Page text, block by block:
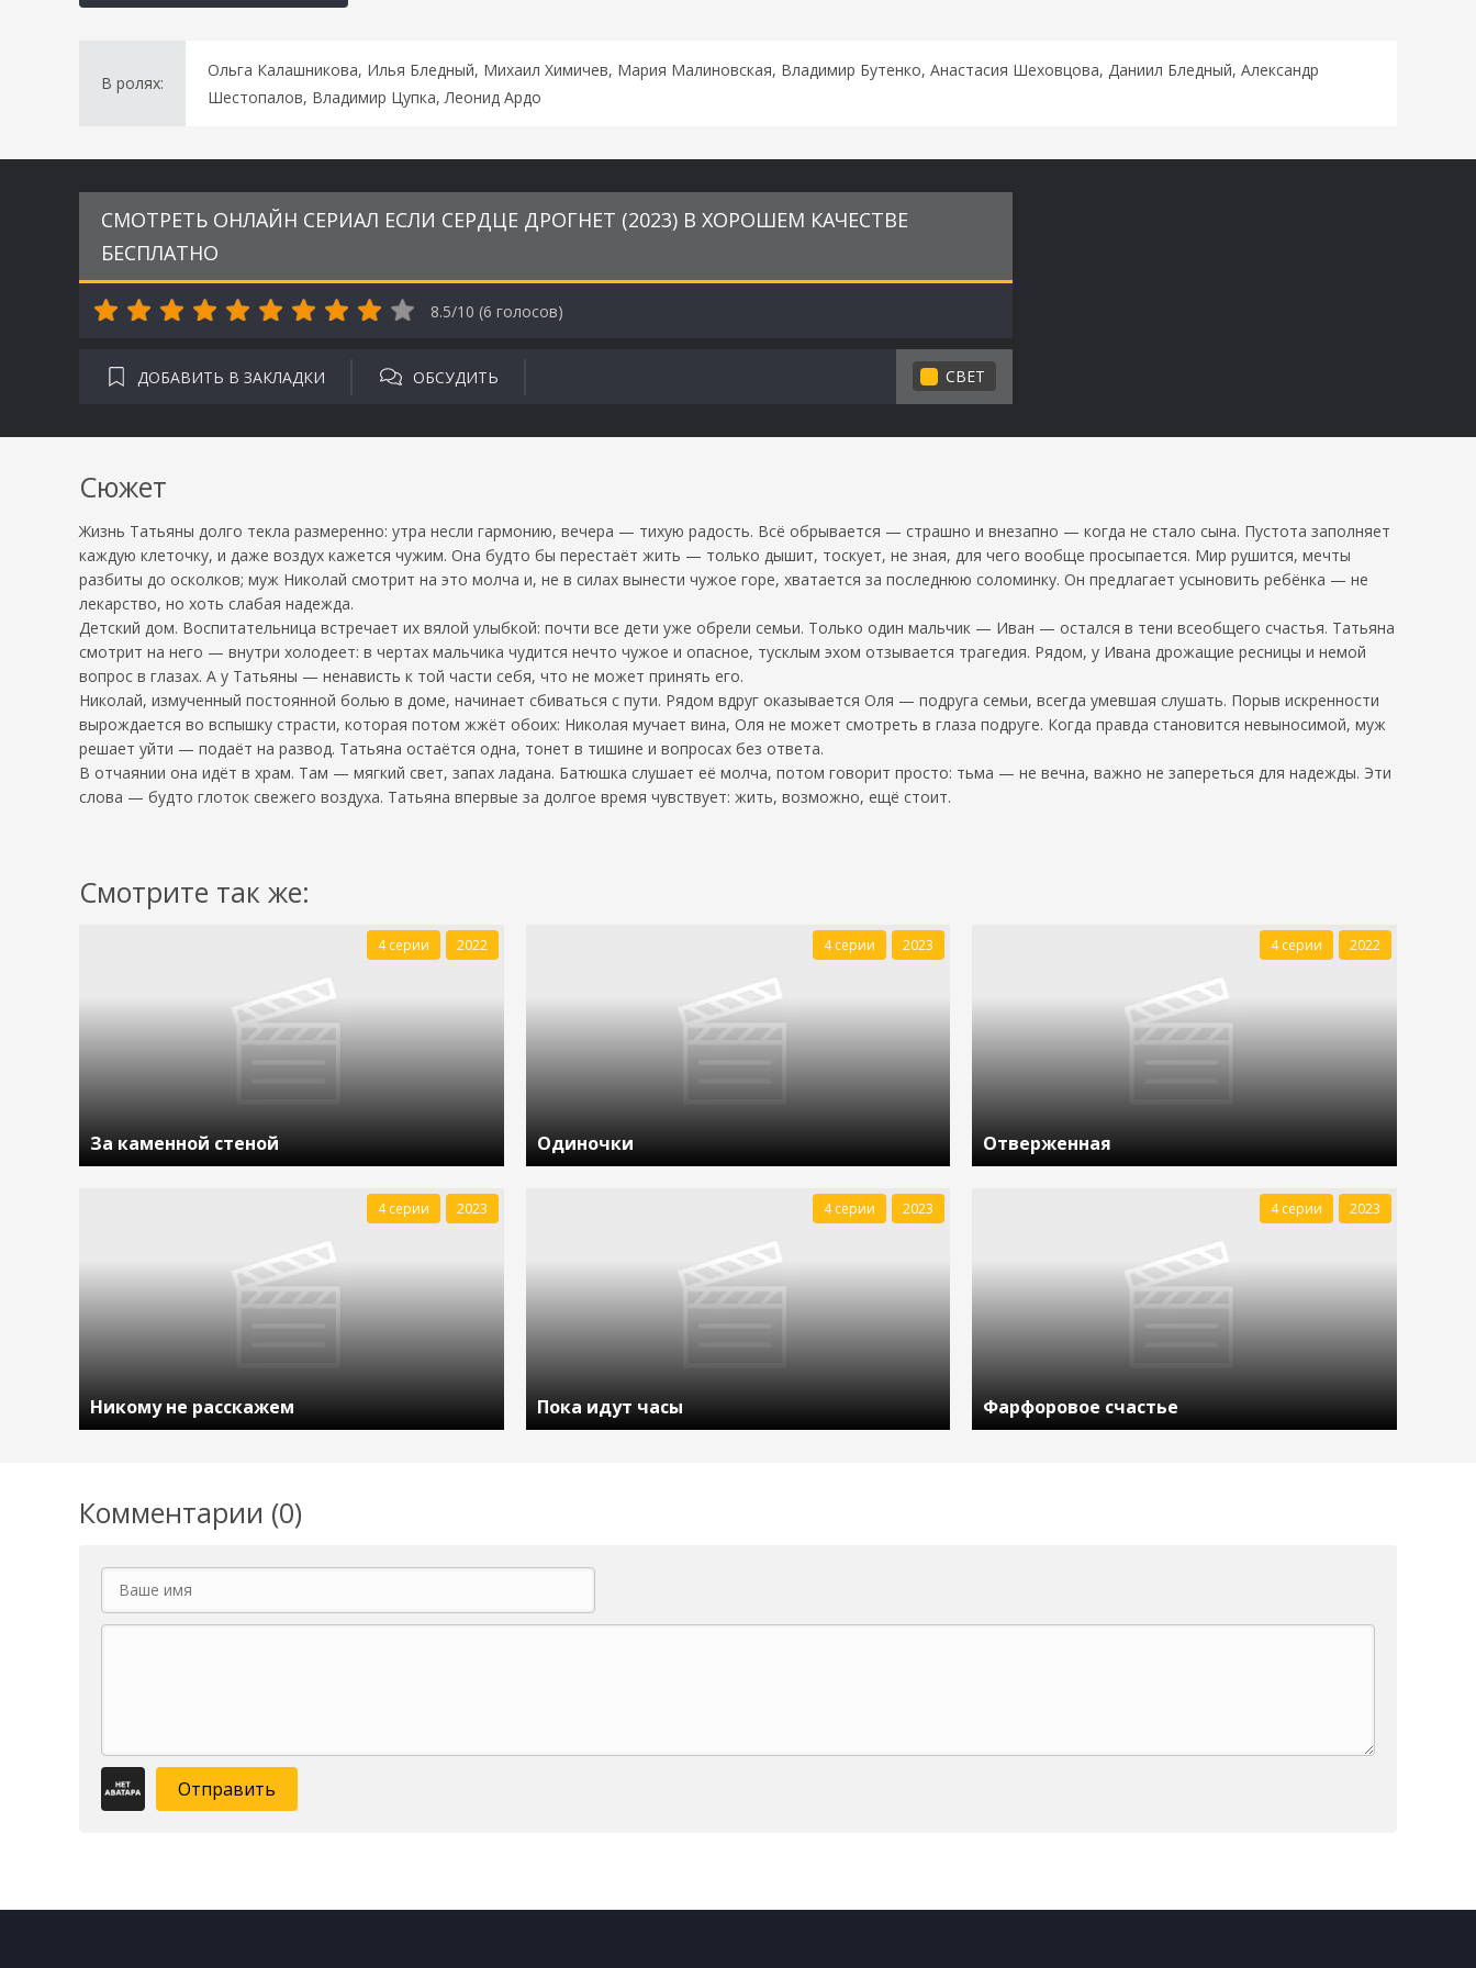
В ролях:
Ольга Калашникова, Илья Бледный, Михаил Химичев, Мария Малиновская, Владимир Бутенко, Анастасия Шеховцова, Даниил Бледный, Александр
Шестопалов, Владимир Цупка, Леонид Ардо
СМОТРЕТЬ ОНЛАЙН СЕРИАЛ ЕСЛИ СЕРДЦЕ ДРОГНЕТ (2023) В ХОРОШЕМ КАЧЕСТВЕ
БЕСПЛАТНО
8.5/10 (6 голосов)
ДОБАВИТЬ В ЗАКЛАДКИ ОБСУДИТЬ СВЕТ
Сюжет
Жизнь Татьяны долго текла размеренно: утра несли гармонию, вечера — тихую радость. Всё обрывается — страшно и внезапно — когда не стало сына. Пустота заполняет
каждую клеточку, и даже воздух кажется чужим. Она будто бы перестаёт жить — только дышит, тоскует, не зная, для чего вообще просыпается. Мир рушится, мечты
разбиты до осколков; муж Николай смотрит на это молча и, не в силах вынести чужое горе, хватается за последнюю соломинку. Он предлагает усыновить ребёнка — не
лекарство, но хоть слабая надежда.
Детский дом. Воспитательница встречает их вялой улыбкой: почти все дети уже обрели семьи. Только один мальчик — Иван — остался в тени всеобщего счастья. Татьяна
смотрит на него — внутри холодеет: в чертах мальчика чудится нечто чужое и опасное, тусклым эхом отзывается трагедия. Рядом, у Ивана дрожащие ресницы и немой
вопрос в глазах. А у Татьяны — ненависть к той части себя, что не может принять его.
Николай, измученный постоянной болью в доме, начинает сбиваться с пути. Рядом вдруг оказывается Оля — подруга семьи, всегда умевшая слушать. Порыв искренности
вырождается во вспышку страсти, которая потом жжёт обоих: Николая мучает вина, Оля не может смотреть в глаза подруге. Когда правда становится невыносимой, муж
решает уйти — подаёт на развод. Татьяна остаётся одна, тонет в тишине и вопросах без ответа.
В отчаянии она идёт в храм. Там — мягкий свет, запах ладана. Батюшка слушает её молча, потом говорит просто: тьма — не вечна, важно не запереться для надежды. Эти
слова — будто глоток свежего воздуха. Татьяна впервые за долгое время чувствует: жить, возможно, ещё стоит.
Смотрите так же:
За каменной стеной
4 серии 2022
Одиночки
4 серии 2023
Отверженная
4 серии 2022
Никому не расскажем
4 серии 2023
Пока идут часы
4 серии 2023
Фарфоровое счастье
4 серии 2023
Комментарии (0)
Отправить